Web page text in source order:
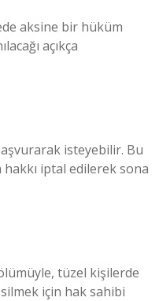
aksine bir hüküm
açıkça
isteyebilir. Bu
iptal edilerek sona
tüzel kişilerde
için hak sahibi